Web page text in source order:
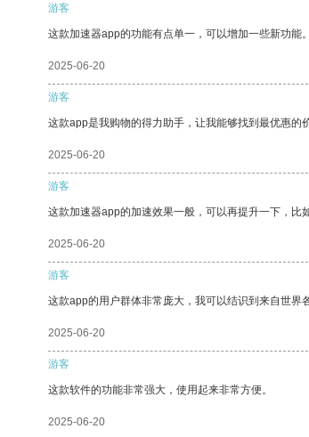
游客
这款加速器app的功能有点单一，可以增加一些新功能
2025-06-20
游客
这款app是我购物的得力助手，让我能够找到最优惠的
2025-06-20
游客
这款加速器app的加速效果一般，可以再提升一下，比
2025-06-20
游客
这款app的用户群体非常庞大，我可以结识到来自世界
2025-06-20
游客
这款软件的功能非常强大，使用起来非常方便。
2025-06-20